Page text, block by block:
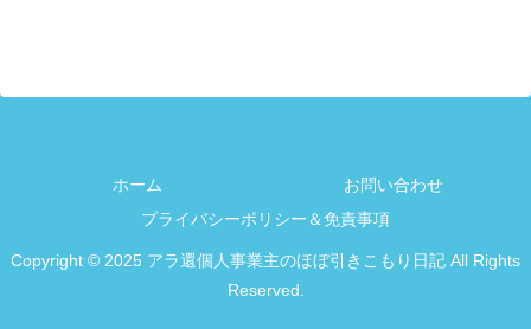
ホーム
お問い合わせ
プライバシーポリシー＆免責事項
Copyright © 2025 アラ還個人事業主のほぼ引きこもり日記 All Rights
Reserved.